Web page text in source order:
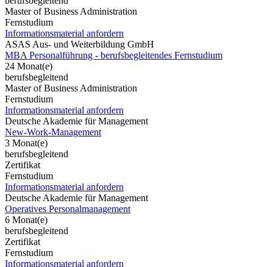
Master of Business Administration
Fernstudium
Informationsmaterial anfordern
ASAS Aus- und Weiterbildung GmbH
MBA Personalführung - berufsbegleitendes Fernstudium
24 Monat(e)
berufsbegleitend
Master of Business Administration
Fernstudium
Informationsmaterial anfordern
Deutsche Akademie für Management
New-Work-Management
3 Monat(e)
berufsbegleitend
Zertifikat
Fernstudium
Informationsmaterial anfordern
Deutsche Akademie für Management
Operatives Personalmanagement
6 Monat(e)
berufsbegleitend
Zertifikat
Fernstudium
Informationsmaterial anfordern